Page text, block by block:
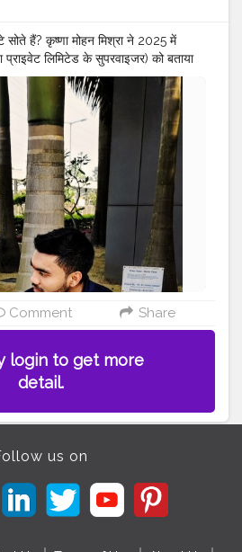
सोते हैं? कृष्णा मोहन मिश्रा ने 2025 में
लिमिटेड के सुपरवाइजर) को बताया
सोते हैं और छह घंटे की नींद लेते हैं।
सुबह 9 बजे उठते हैं।
#KRISHNA
ENGINEER #quality
assurance
#MAHARASHTRA
#PUNE
#ZFINDIA PVT LTD #OLDSONG
#FROMSULTANPUR
Comment Share
login to get more
detail.
us on